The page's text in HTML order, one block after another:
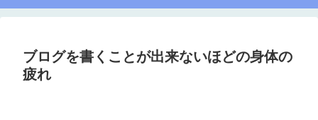
ブログを書くことが出来ないほどの身体の
疲れ